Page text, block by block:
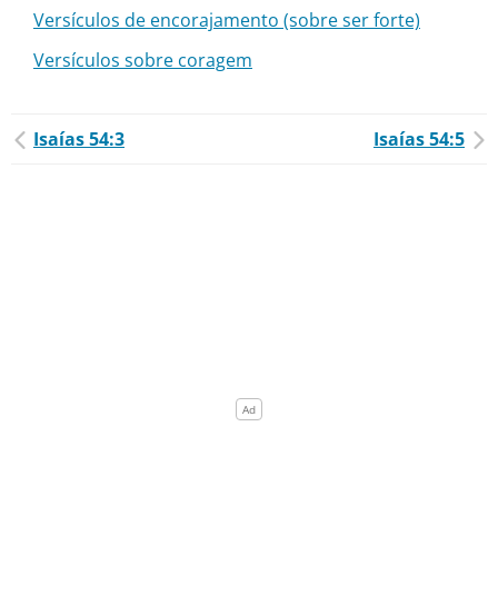
Versículos de encorajamento (sobre ser forte)
Versículos sobre coragem
Isaías 54:3 Isaías 54:5